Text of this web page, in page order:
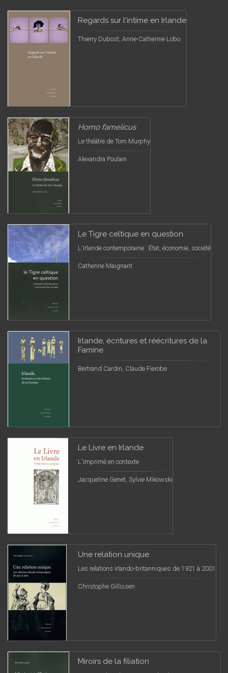
Regards sur l'intime en Irlande
Thierry Dubost, Anne-Catherine Lobo
Homo famelicus
Le théâtre de Tom Murphy
Alexandra Poulain
Le Tigre celtique en question
L'Irlande contemporaine : État, économie, société
Catherine Maignant
Irlande, écritures et réécritures de la
Famine
Bertrand Cardin, Claude Fierobe
Le Livre en Irlande
L'imprimé en contexte
Jacqueline Genet, Sylvie Mikowski
Une relation unique
Les relations irlando-britanniques de 1921 à 2001
Christophe Gillissen
Miroirs de la filiation